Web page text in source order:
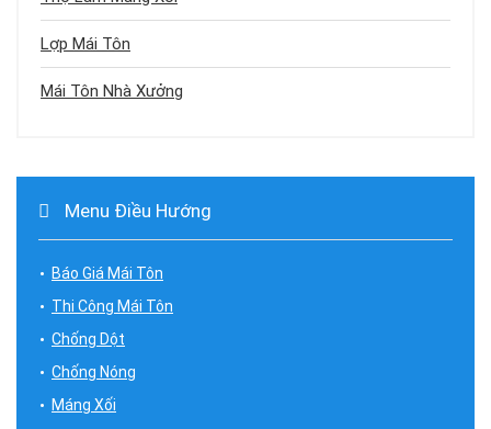
Lợp Mái Tôn
Mái Tôn Nhà Xưởng
Menu Điều Hướng
Báo Giá Mái Tôn
Thi Công Mái Tôn
Chống Dột
Chống Nóng
Máng Xối